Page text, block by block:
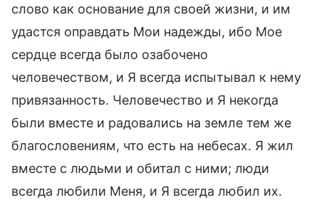
слово как основание для своей жизни, и им
удастся оправдать Мои надежды, ибо Мое
сердце всегда было озабочено
человечеством, и Я всегда испытывал к нему
привязанность. Человечество и Я некогда
были вместе и радовались на земле тем же
благословениям, что есть на небесах. Я жил
вместе с людьми и обитал с ними; люди
всегда любили Меня, и Я всегда любил их.